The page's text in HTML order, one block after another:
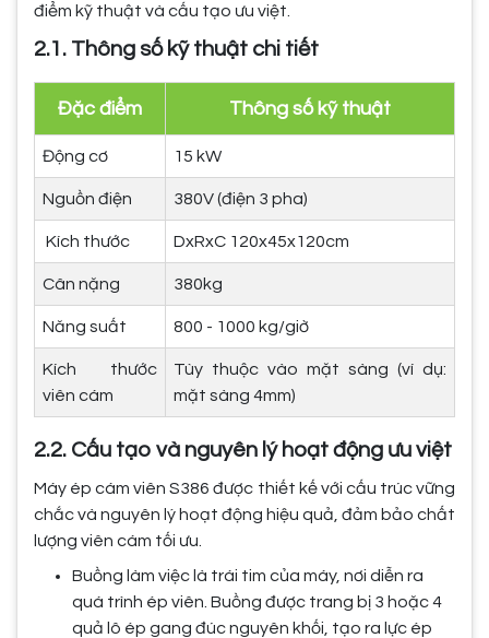
điểm kỹ thuật và cấu tạo ưu việt.
2.1. Thông số kỹ thuật chi tiết
Đặc điểm Thông số kỹ thuật
Động cơ 15 kW
Nguồn điện 380V (điện 3 pha)
Kích thước DxRxC 120x45x120cm
Cân nặng 380kg
Năng suất 800 - 1000 kg/giờ
Kích thước
viên cám
Tùy thuộc vào mặt sàng (ví dụ:
mặt sàng 4mm)
2.2. Cấu tạo và nguyên lý hoạt động ưu việt
Máy ép cám viên S386 được thiết kế với cấu trúc vững
chắc và nguyên lý hoạt động hiệu quả, đảm bảo chất
lượng viên cám tối ưu.
Buồng làm việc là trái tim của máy, nơi diễn ra
quá trình ép viên. Buồng được trang bị 3 hoặc 4
quả lô ép gang đúc nguyên khối, tạo ra lực ép